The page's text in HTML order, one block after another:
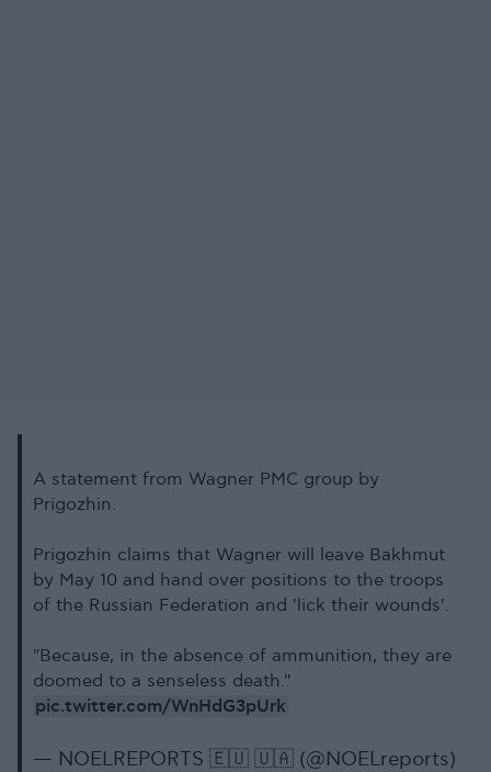
A statement from Wagner PMC group by
Prigozhin.
Prigozhin claims that Wagner will leave Bakhmut
by May 10 and hand over positions to the troops
of the Russian Federation and 'lick their wounds'.
"Because, in the absence of ammunition, they are
doomed to a senseless death."
pic.twitter.com/WnHdG3pUrk
— NOELREPORTS 🇪🇺 🇺🇦 (@NOELreports)